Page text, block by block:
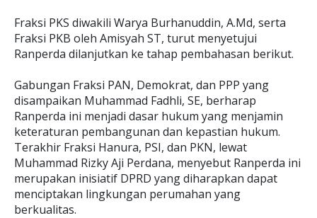
Fraksi PKS diwakili Warya Burhanuddin, A.Md, serta
Fraksi PKB oleh Amisyah ST, turut menyetujui
Ranperda dilanjutkan ke tahap pembahasan berikut.
Gabungan Fraksi PAN, Demokrat, dan PPP yang
disampaikan Muhammad Fadhli, SE, berharap
Ranperda ini menjadi dasar hukum yang menjamin
keteraturan pembangunan dan kepastian hukum.
Terakhir Fraksi Hanura, PSI, dan PKN, lewat
Muhammad Rizky Aji Perdana, menyebut Ranperda ini
merupakan inisiatif DPRD yang diharapkan dapat
menciptakan lingkungan perumahan yang
berkualitas.